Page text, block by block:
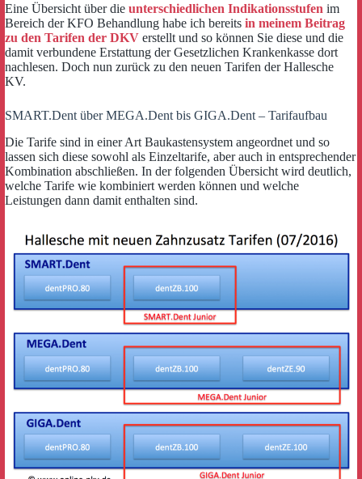
Eine Übersicht über die unterschiedlichen Indikationsstufen im
Bereich der KFO Behandlung habe ich bereits in meinem Beitrag
zu den Tarifen der DKV erstellt und so können Sie diese und die
damit verbundene Erstattung der Gesetzlichen Krankenkasse dort
nachlesen. Doch nun zurück zu den neuen Tarifen der Hallesche
KV.
SMART.Dent über MEGA.Dent bis GIGA.Dent – Tarifaufbau
Die Tarife sind in einer Art Baukastensystem angeordnet und so
lassen sich diese sowohl als Einzeltarife, aber auch in entsprechender
Kombination abschließen. In der folgenden Übersicht wird deutlich,
welche Tarife wie kombiniert werden können und welche
Leistungen dann damit enthalten sind.